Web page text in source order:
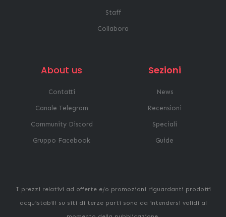
Staff
Collabora
About us
Contatti
Canale Telegram
Community Discord
Gruppo Facebook
Sezioni
News
Recensioni
Speciali
Guide
I prezzi relativi ad offerte e/o promozioni riguardanti prodotti
acquistabili su siti di terze parti sono da intendersi validi al